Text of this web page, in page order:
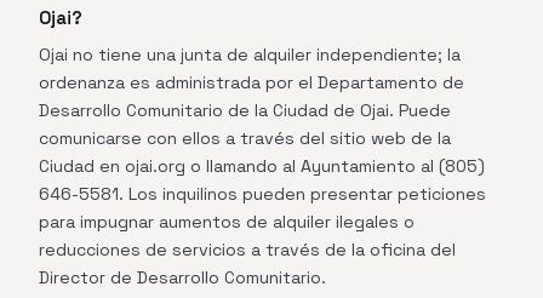
Ojai?
Ojai no tiene una junta de alquiler independiente; la
ordenanza es administrada por el Departamento de
Desarrollo Comunitario de la Ciudad de Ojai. Puede
comunicarse con ellos a través del sitio web de la
Ciudad en ojai.org o llamando al Ayuntamiento al (805)
646-5581. Los inquilinos pueden presentar peticiones
para impugnar aumentos de alquiler ilegales o
reducciones de servicios a través de la oficina del
Director de Desarrollo Comunitario.